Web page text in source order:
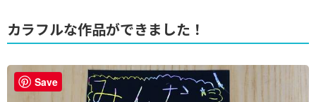
カラフルな作品ができました！
Save